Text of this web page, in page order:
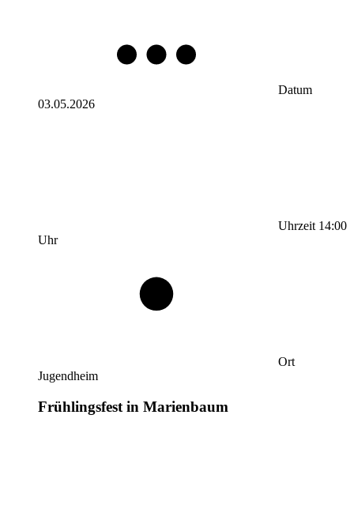
Datum
03.05.2026
Uhrzeit 14:00
Uhr
Ort
Jugendheim
Frühlingsfest in Marienbaum